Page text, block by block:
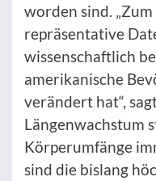
worden sind.
repräsentative
wissenschaftlich
amerikanische
verändert hat“,
Längenwachstum
Körperumfänge
sind die bislang